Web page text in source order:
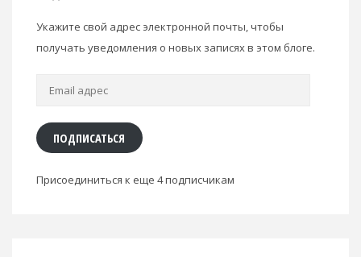
Укажите свой адрес электронной почты, чтобы
получать уведомления о новых записях в этом блоге.
Email
ПОДПИСАТЬСЯ
Присоединиться к еще 4 подписчикам